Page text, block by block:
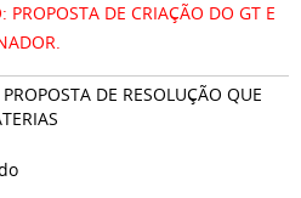
PROPOSTA DE CRIAÇÃO DO GT E
DE RESOLUÇÃO QUE